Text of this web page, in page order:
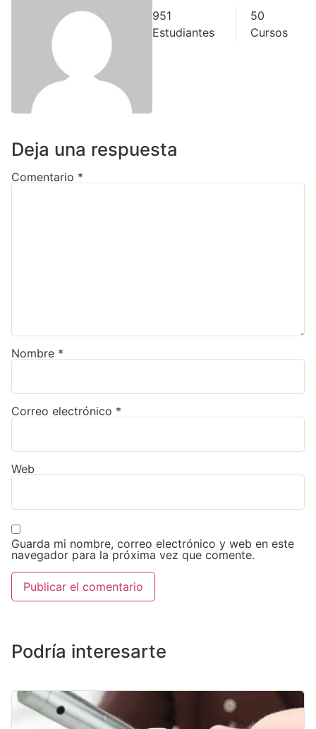
951
Estudiantes
50
Cursos
Deja una respuesta
Comentario *
Nombre *
Correo electrónico *
Web
Guarda mi nombre, correo electrónico y web en este
navegador para la próxima vez que comente.
Podría interesarte